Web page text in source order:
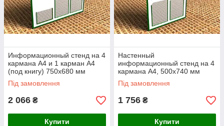
Информационный стенд на 4
кармана А4 и 1 карман А4
(под книгу) 750х680 мм
Ташута (21-12050)
Під замовлення
2 066 ₴
Купити
Настенный
информационный стенд на 4
кармана А4, 500х740 мм
Ташута (21-12070)
Під замовлення
1 756 ₴
Купити